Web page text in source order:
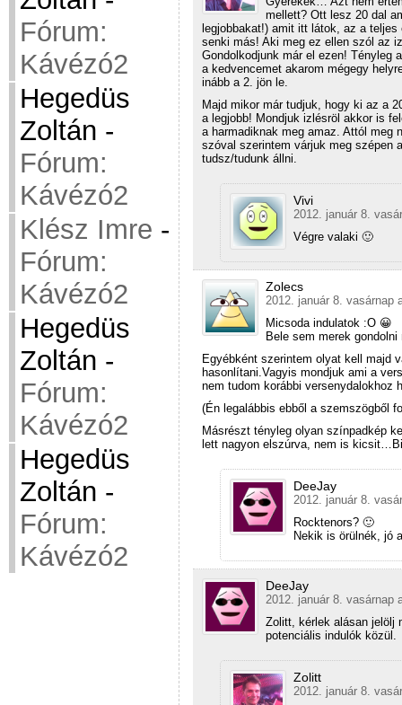
Fórum:
Kávézó2
Hegedüs
Zoltán -
Fórum:
Kávézó2
Klész Imre -
Fórum:
Kávézó2
Hegedüs
Zoltán -
Fórum:
Kávézó2
Hegedüs
Zoltán -
Fórum:
Kávézó2
mellett? Ott lesz 20 dal
legjobbakat!) amit itt látok, az a
senki más! Aki meg ez ellen szól az
Gondolkodjunk már el ezen! Tényleg
a kedvencemet akarom mégegy
inább a 2. jön le.
Majd mikor már tudjuk, hogy ki az a
a legjobb! Mondjuk izlésröl akkor is
a harmadiknak meg amaz. Attól meg
szóval szerintem várjuk meg szépen
tudsz/tudunk állni.
Vivi
2012. január 8.
Végre valaki 🙂
Zolecs
2012. január 8. vasárnap
Micsoda indulatok :O 😀
Bele sem merek
Egyébként szerintem olyat kell majd
hasonlítani.Vagyis mondjuk ami a
nem tudom korábbi versenydalokhoz
(Én legalábbis ebből a szemszögből
Másrészt tényleg olyan színpadkép
lett nagyon elszúrva, nem is
DeeJay
2012. január 8.
Rocktenors? 🙂
Nekik is örülnék, jó
DeeJay
2012. január 8. vasárnap
Zolitt, kérlek alásan jelölj
potenciális indulók közül.
Zolitt
2012. január 8.